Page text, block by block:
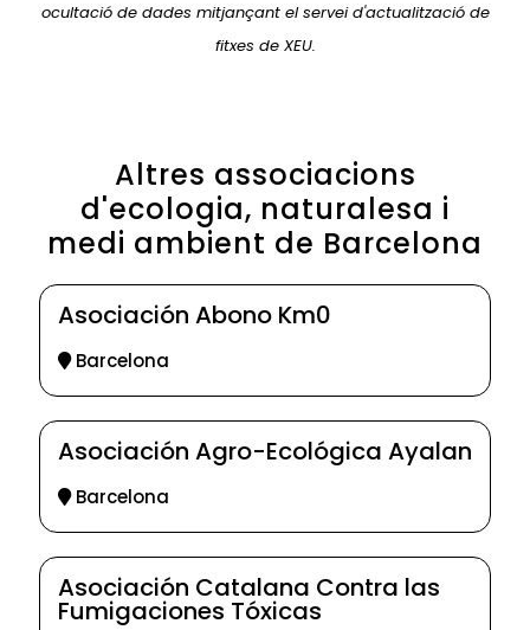
ocultació de dades mitjançant el servei d'actualització de
fitxes de XEU.
Altres associacions
d'ecologia, naturalesa i
medi ambient de Barcelona
Asociación Abono Km0
Barcelona
Asociación Agro-Ecológica Ayalan
Barcelona
Asociación Catalana Contra las
Fumigaciones Tóxicas